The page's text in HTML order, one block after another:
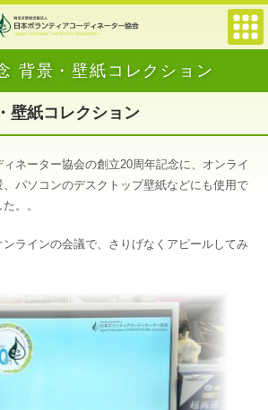
背景・壁紙コレクション
壁紙コレクション
ネーター協会の創立20周年記念に、オンライ
パソコンのデスクトップ壁紙などにも使用で
。。
ラインの会議で、さりげなくアピールしてみ